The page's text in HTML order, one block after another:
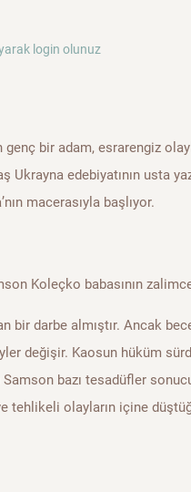
login olunuz
bir adam, esrarengiz
Ukrayna edebiyatının usta
macerasıyla başlıyor.
Koleçko babasının
bir darbe almıştır. Ancak
değişir. Kaosun hüküm
bazı tesadüfler
tehlikeli olayların içine